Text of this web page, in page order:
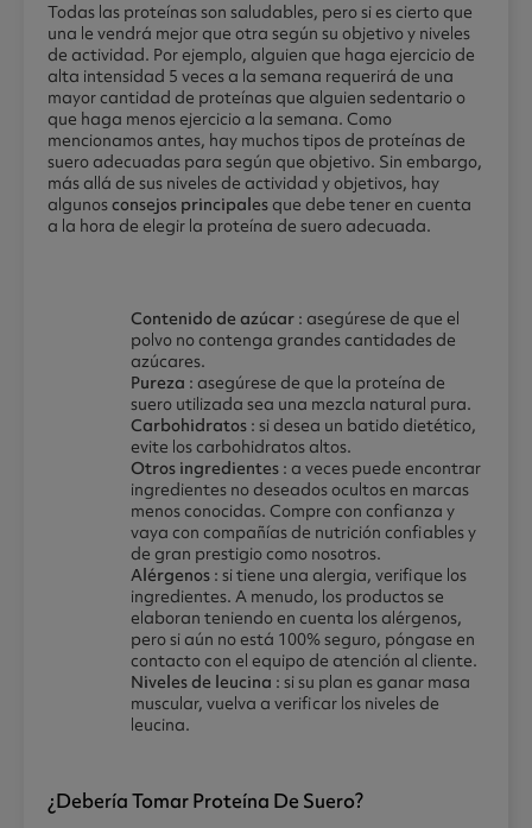
Todas las proteínas son saludables, pero si es cierto que
una le vendrá mejor que otra según su objetivo y niveles
de actividad. Por ejemplo, alguien que haga ejercicio de
alta intensidad 5 veces a la semana requerirá de una
mayor cantidad de proteínas que alguien sedentario o
que haga menos ejercicio a la semana. Como
mencionamos antes, hay muchos tipos de proteínas de
suero adecuadas para según que objetivo. Sin embargo,
más allá de sus niveles de actividad y objetivos, hay
algunosconsejos principales que debe tener en cuenta
a la hora de elegir la proteína de suero adecuada.
Contenido de azúcar : asegúrese de que el
polvo no contenga grandes cantidades de
azúcares.
Pureza : asegúrese de que la proteína de
suero utilizada sea una mezcla natural pura.
Carbohidratos : si desea un batido dietético,
evite los carbohidratos altos.
Otros ingredientes : a veces puede encontrar
ingredientes no deseados ocultos en marcas
menos conocidas. Compre con confianza y
vaya con compañías de nutrición confiables y
de gran prestigio como nosotros.
Alérgenos : si tiene una alergia, verifique los
ingredientes. A menudo, los productos se
elaboran teniendo en cuenta los alérgenos,
pero si aún no está 100% seguro, póngase en
contacto con el equipo de atención al cliente.
Niveles de leucina : si su plan es ganar masa
muscular, vuelva a verificar los niveles de
leucina.
¿debería Tomar Proteína De Suero?